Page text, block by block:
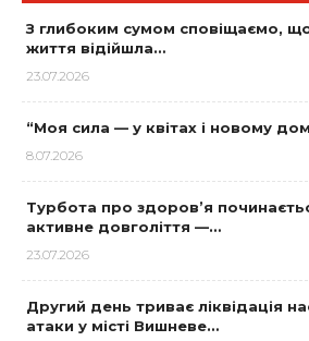
З глибоким сумом сповіщаємо,
життя відійшла…
23.07.2026
“Моя сила — у квітах і новому
8.07.2026
Турбота про здоров’я
активне довголіття —…
23.07.2026
Другий день триває ліквідація
атаки у місті Вишневе…